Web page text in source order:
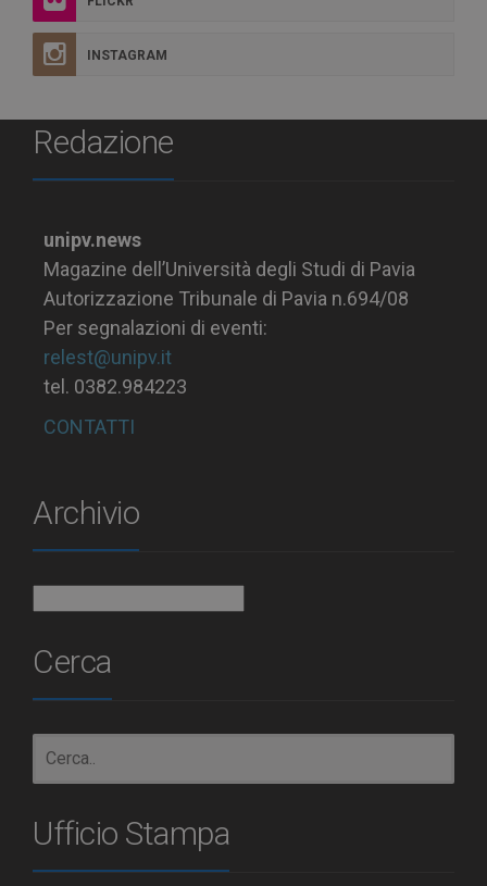
INSTAGRAM
Redazione
unipv.news
Magazine dell’Università degli Studi di Pavia
Autorizzazione Tribunale di Pavia n.694/08
Per segnalazioni di eventi:
relest@unipv.it
tel. 0382.984223
CONTATTI
Archivio
Cerca
Ufficio Stampa